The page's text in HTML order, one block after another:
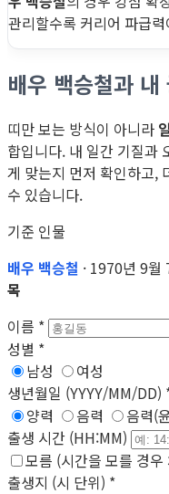
관리할수록 커리어 파급
배우 백승철과 내
띠만 보는 방식이 아니라
합입니다. 내 일간 기질과
게 맞는지 먼저 확인하고,
수 있습니다.
기준 인물
배우 백승철 · 1970년 9월
목
이름 *
성별 *
남성
여성
생년월일 (YYYY/MM/DD)
양력
음력
음력(
출생 시간 (HH:MM)
모름 (시간을 모를 경우
출생지 (시 단위) *